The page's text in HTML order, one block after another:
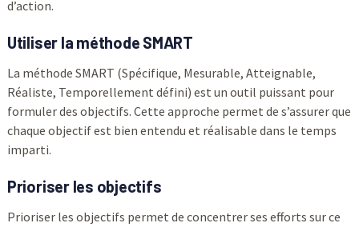
d’action.
Utiliser la méthode SMART
La méthode SMART (Spécifique, Mesurable, Atteignable,
Réaliste, Temporellement défini) est un outil puissant pour
formuler des objectifs. Cette approche permet de s’assurer que
chaque objectif est bien entendu et réalisable dans le temps
imparti.
Prioriser les objectifs
Prioriser les objectifs permet de concentrer ses efforts sur ce